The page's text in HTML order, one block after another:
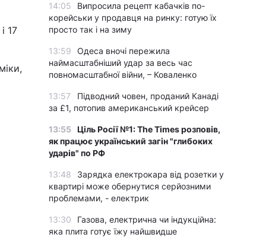
17
14:05
Випросила рецепт кабачків по-
корейськи у продавця на ринку: готую їх
просто так і на зиму
13:59
Одеса вночі пережила
наймасштабніший удар за весь час
повномасштабної війни, – Коваленко
13:57
Підводний човен, проданий Канаді
за £1, потопив американський крейсер
13:55 Ціль Росії №1: The Times розповів,
як працює український загін "глибоких
ударів" по РФ
13:48
Зарядка електрокара від розетки у
квартирі може обернутися серйозними
проблемами, - електрик
13:30
Газова, електрична чи індукційна:
яка плита готує їжу найшвидше